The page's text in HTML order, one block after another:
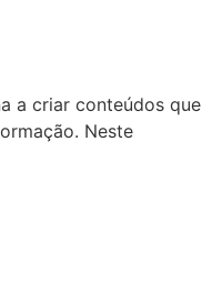
a criar conteúdos que
Neste